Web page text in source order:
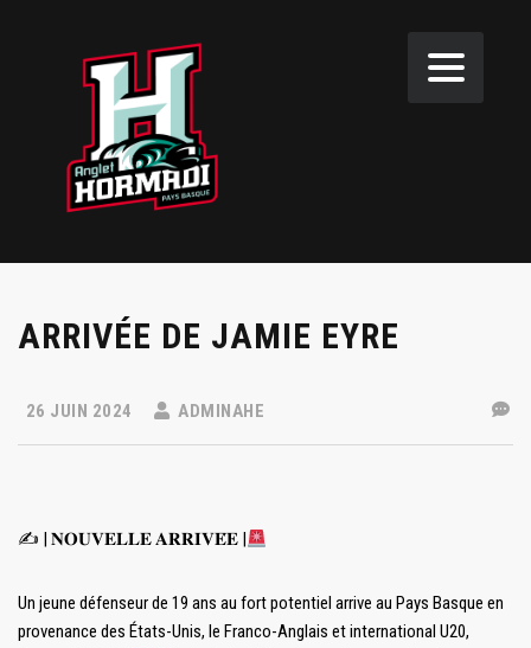
ARRIVÉE DE JAMIE EYRE
26 JUIN 2024 ADMINAHE
✍️ | 𝐍𝐎𝐔𝐕𝐄𝐋𝐋𝐄 𝐀𝐑𝐑𝐈𝐕𝐄́𝐄 |
Un jeune défenseur de 19 ans au fort potentiel arrive au Pays Basque en
provenance des États-Unis, le Franco-Anglais et international U20,